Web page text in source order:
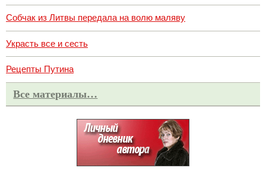
Собчак из Литвы передала на волю маляву
Украсть все и сесть
Рецепты Путина
Все материалы…